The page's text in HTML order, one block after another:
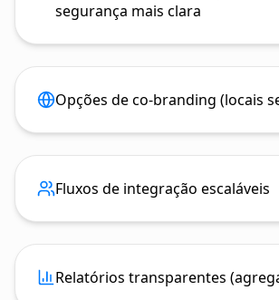
segurança mais clara
Opções de co-branding (locais
Fluxos de integração escaláveis
Relatórios transparentes